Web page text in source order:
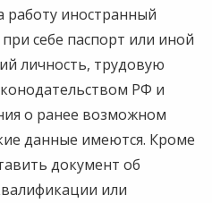
работу иностранный
себе паспорт или иной
личность, трудовую
РФ и
о ранее возможном
данные имеются. Кроме
документ об
или